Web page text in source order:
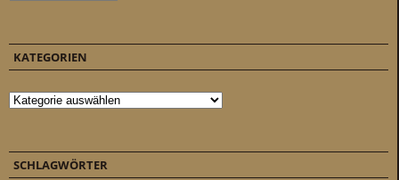
KATEGORIEN
Kategorien
SCHLAGWÖRTER